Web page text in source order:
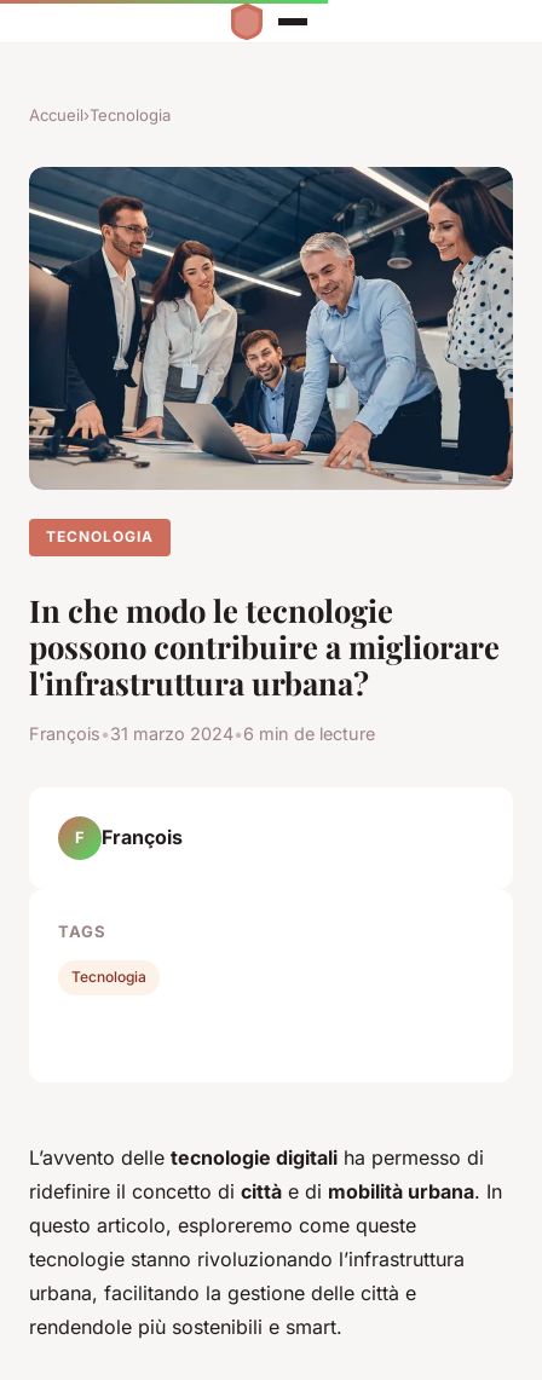
Accueil›Tecnologia
TECNOLOGIA
In che modo le tecnologie
possono contribuire a migliorare
l'infrastruttura urbana?
François•31 marzo 2024•6 min de lecture
L’avvento delle tecnologie digitali ha permesso di
ridefinire il concetto di città e di mobilità urbana. In
questo articolo, esploreremo come queste
tecnologie stanno rivoluzionando l’infrastruttura
urbana, facilitando la gestione delle città e
rendendole più sostenibili e smart.
F François
TAGS
Tecnologia